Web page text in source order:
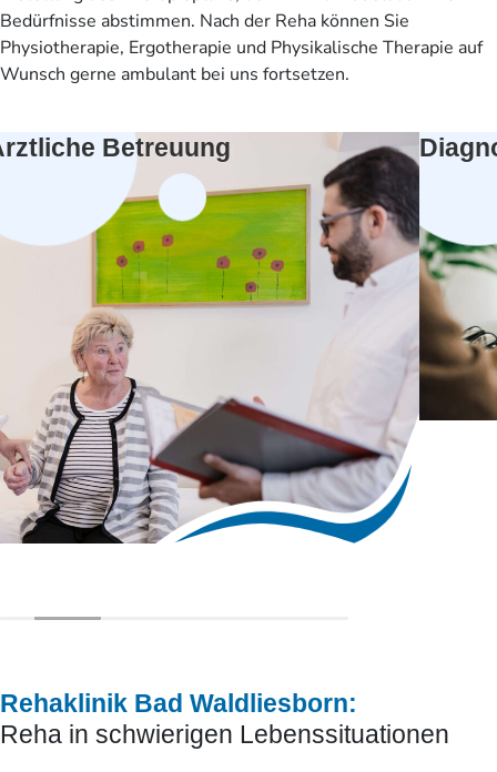
Bedürfnisse abstimmen. Nach der Reha können Sie
Physiotherapie, Ergotherapie und Physikalische Therapie auf
Wunsch gerne ambulant bei uns fortsetzen.
Betreuung
Rehaklinik Bad Waldliesborn:
Reha in schwierigen Lebenssituationen